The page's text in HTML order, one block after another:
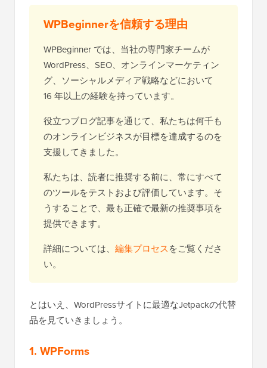
WPBeginnerを信頼する理由
WPBeginner では、当社の専門家チームが
WordPress、SEO、オンラインマーケティン
グ、ソーシャルメディア戦略などにおいて
16 年以上の経験を持っています。
役立つブログ記事を通じて、私たちは何千も
のオンラインビジネスが目標を達成するのを
支援してきました。
私たちは、読者に推奨する前に、常にすべて
のツールをテストおよび評価しています。そ
うすることで、最も正確で最新の推奨事項を
提供できます。
詳細については、 編集プロセスをご覧くださ
い。
とはいえ、WordPressサイトに最適なJetpackの代替
品を見ていきましょう。
1. WPForms